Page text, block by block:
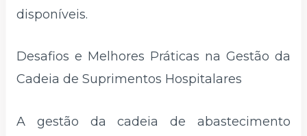
disponíveis.
Desafios e Melhores Práticas na Gestão da
Cadeia de Suprimentos Hospitalares
A gestão da cadeia de abastecimento